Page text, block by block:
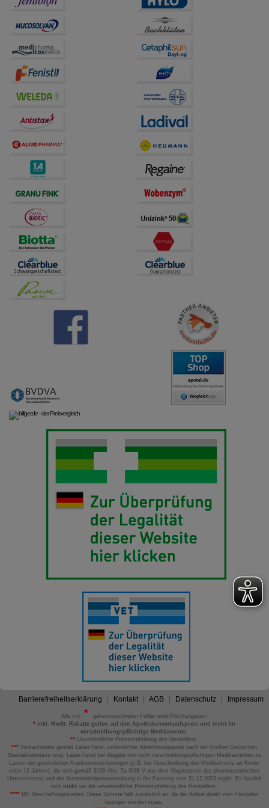
unserer Website sammeln, mit deren Hilfe wir unsere
Website weiter für Sie optimieren können, den Inhalt
auf unserer Website aber auch die Werbung auf
Drittseiten möglichst relevant für Sie zu gestalten.
Bitte beachten Sie, dass Daten hierfür teilweise an
Dritte wie z.B. Google oder soziale Medien
übertragen werden.
Barrierefreiheitserklärung Kontakt AGB Datenschutz Impressum
Alle mit
gekennzeichneten Felder sind Pflichtangaben.
*inkl. MwSt. Rabatte gelten auf den Apothekenverkaufspreis und nicht für
verschreibungspflichtige Medikamente.
** Unverbindliche Preisempfehlung des Herstellers.
*** Verkaufspreis gemäß Lauer-Taxe; verbindlicher Abrechnungspreis nach der Großen Deutschen
Spezialitätentaxe (sog. Lauer-Taxe) bei Abgabe von nicht verschreibungspflichtigen Medikamenten zu
Lasten der gesetzlichen Krankenversicherungen (z.B. bei Verschreibung des Medikaments an Kinder
unter 12 Jahren), die sich gemäß §129 Abs. 5a SGB V aus dem Abgabepreis des pharmazeutischen
Unternehmens und der Arzneimittelpreisverordnung in der Fassung zum 31.12.2003 ergibt. Es handelt
sich nicht um die unverbindliche Preisempfehlung des Herstellers.
****BK: Beschaffungskosten. Diese Summe fällt zusätzlich an, da der Artikel direkt vom Hersteller
bezogen werden muss.